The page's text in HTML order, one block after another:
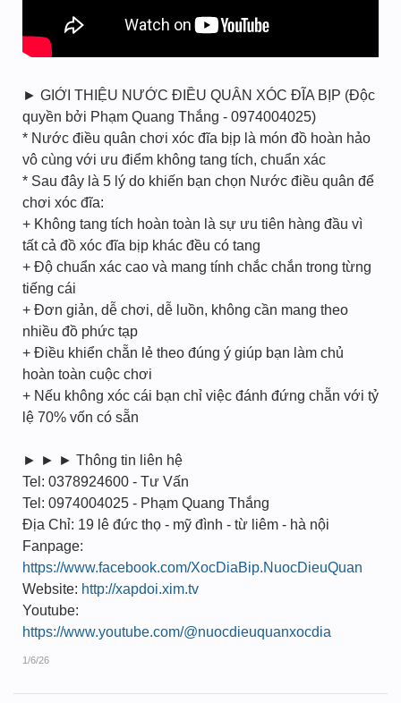
► GIỚI THIỆU NƯỚC ĐIỀU QUÂN XÓC ĐĨA BỊP (Độc
quyền bởi Phạm Quang Thắng - 0974004025)
* Nước điều quân chơi xóc đĩa bịp là món đồ hoàn hảo
vô cùng với ưu điểm không tang tích, chuẩn xác
* Sau đây là 5 lý do khiến bạn chọn Nước điều quân để
chơi xóc đĩa:
+ Không tang tích hoàn toàn là sự ưu tiên hàng đầu vì
tất cả đồ xóc đĩa bịp khác đều có tang
+ Độ chuẩn xác cao và mang tính chắc chắn trong từng
tiếng cái
+ Đơn giản, dễ chơi, dễ luồn, không cần mang theo
nhiều đồ phức tạp
+ Điều khiển chẵn lẻ theo đúng ý giúp bạn làm chủ
hoàn toàn cuộc chơi
+ Nếu không xóc cái bạn chỉ việc đánh đứng chẵn với tỷ
lệ 70% vốn có sẵn
► ► ► Thông tin liên hệ
Tel: 0378924600 - Tư Vấn
Tel: 0974004025 - Phạm Quang Thắng
Địa Chỉ: 19 lê đức thọ - mỹ đình - từ liêm - hà nội
Fanpage:
https://www.facebook.com/XocDiaBip.NuocDieuQuan
Website: http://xapdoi.xim.tv
Youtube:
https://www.youtube.com/@nuocdieuquanxocdia
1/6/26